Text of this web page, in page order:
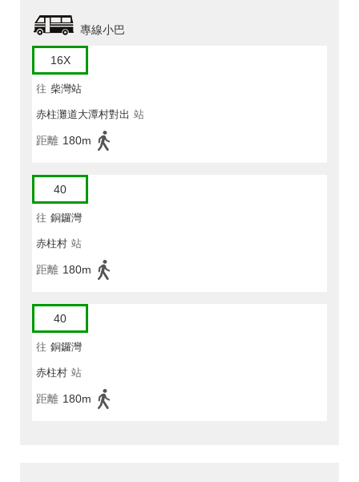
專線小巴
16X
往 柴灣站
赤柱灘道大潭村對出 站
距離 180m
40
往 銅鑼灣
赤柱村 站
距離 180m
40
往 銅鑼灣
赤柱村 站
距離 180m